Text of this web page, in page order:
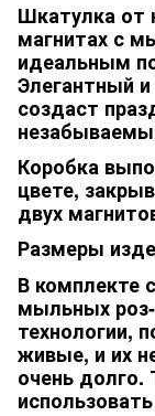
Шкатулка от
магнитах с
идеальным
Элегантный
создаст
Коробка
цвете,
двух
Размеры
В комплекте
мыльных
технологии,
живые, и их
очень